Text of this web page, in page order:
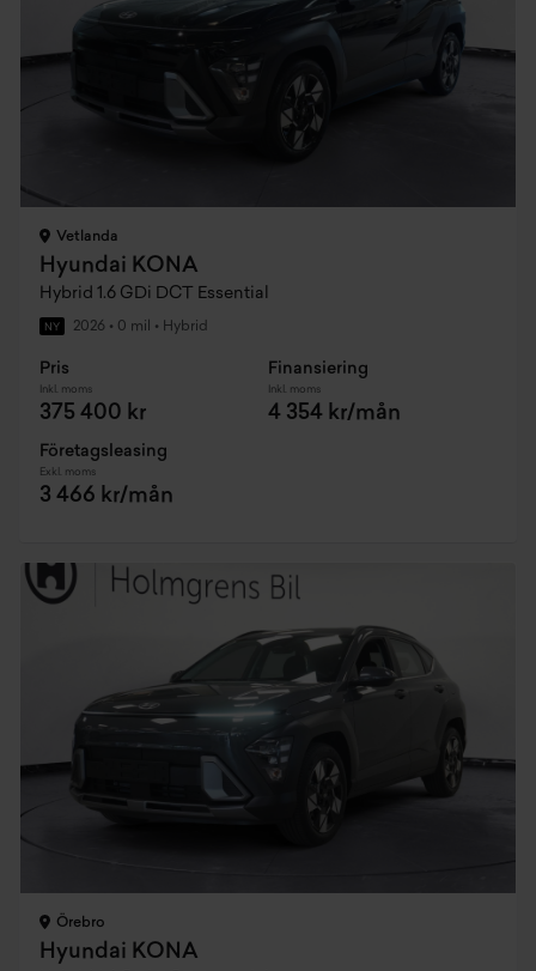
Vetlanda
Hyundai KONA
Hybrid 1.6 GDi DCT Essential
NY 2026 • 0 mil • Hybrid
Pris
Inkl. moms
375 400 kr
Finansiering
Inkl. moms
4 354 kr/mån
Företagsleasing
Exkl. moms
3 466 kr/mån
Örebro
Hyundai KONA